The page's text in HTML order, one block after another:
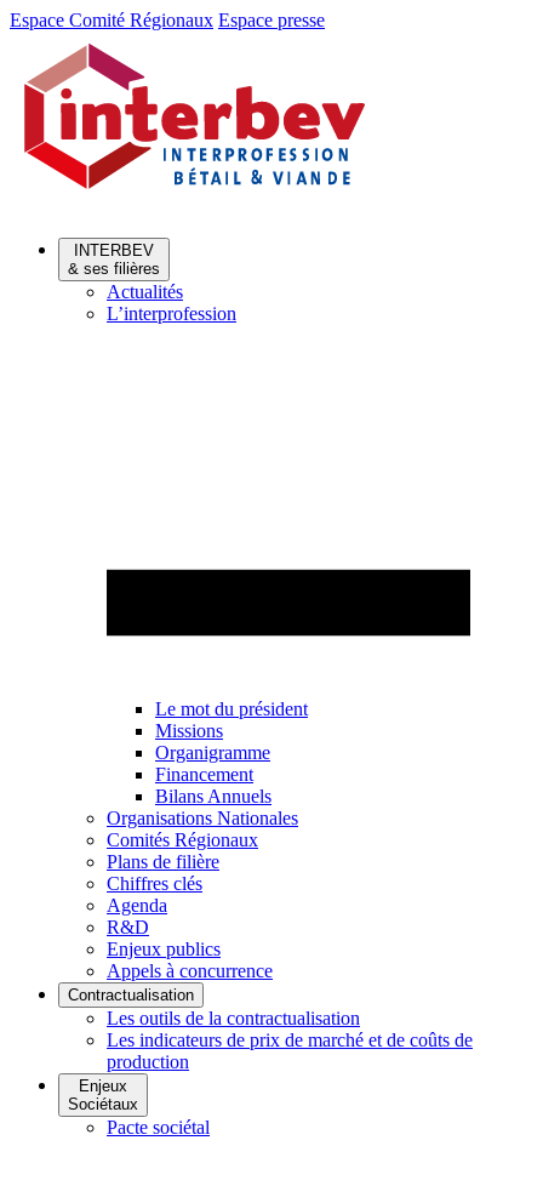
Aller
Aller
contenu
Espace Comité Régionaux Espace presse
INTERBEV
& ses filières
Actualités
L’interprofession
Le mot du président
Missions
Organigramme
Financement
Bilans Annuels
Organisations Nationales
Comités Régionaux
Plans de filière
Chiffres clés
Agenda
R&D
Enjeux publics
Appels à concurrence
Contractualisation
Les outils de la contractualisation
Les indicateurs de prix de marché et de coûts de
production
Enjeux
Sociétaux
Pacte sociétal